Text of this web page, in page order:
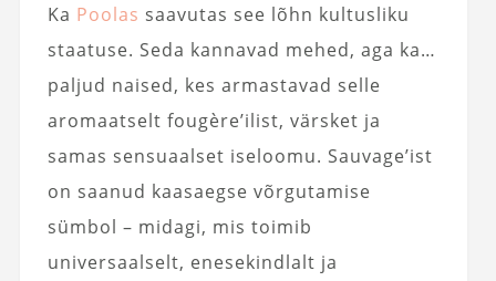
Ka Poolas saavutas see lõhn kultusliku
staatuse. Seda kannavad mehed, aga ka…
paljud naised, kes armastavad selle
aromaatselt fougère’ilist, värsket ja
samas sensuaalset iseloomu. Sauvage’ist
on saanud kaasaegse võrgutamise
sümbol – midagi, mis toimib
universaalselt, enesekindlalt ja